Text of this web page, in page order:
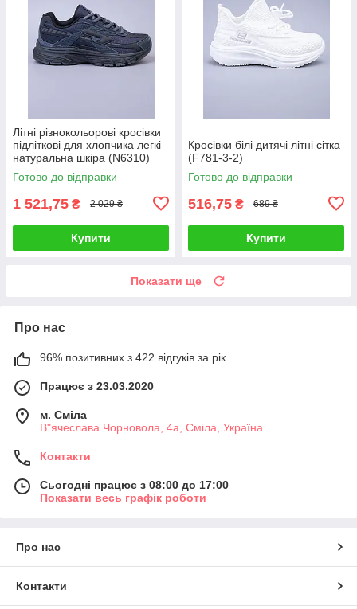
Літні різнокольорові кросівки
підліткові для хлопчика легкі
натуральна шкіра (N6310)
Готово до відправки
1 521,75 ₴ 2 029 ₴
Купити
Кросівки білі дитячі літні сітка
(F781-3-2)
Готово до відправки
516,75 ₴ 689 ₴
Купити
Показати ще
Про нас
96% позитивних з 422 відгуків за рік
Працює з 23.03.2020
м. Сміла
В"ячеслава Чорновола, 4а, Сміла, Україна
Контакти
Сьогодні працює з 08:00 до 17:00
Показати весь графік роботи
Про нас
Контакти